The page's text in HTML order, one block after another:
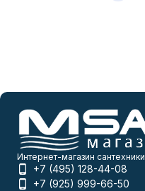
Интернет-магазин сантехники
+7 (495) 128-44-08
+7 (925) 999-66-50